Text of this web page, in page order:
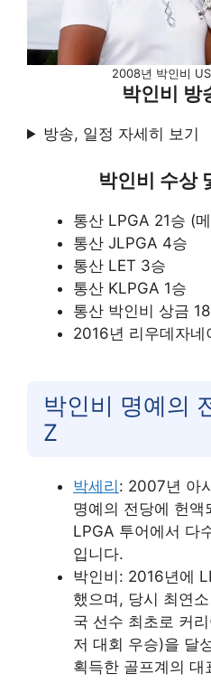
2008년 박인비
박인비 방
방송, 일정 자세히 보기
박인비 수상
통산 LPGA 21승 (
통산 JLPGA 4승
통산 LET 3승
통산 KLPGA 1승
통산 박인비 상금
2016년 리우데자네
박인비 명예의
Z
박세리: 2007년 아
명예의 전당에 헌액
LPGA 투어에서 다
입니다.
박인비: 2016년에
했으며, 당시 최연
국 선수 최초로 커
저 대회 우승)을 달
획득한 골프계의 대